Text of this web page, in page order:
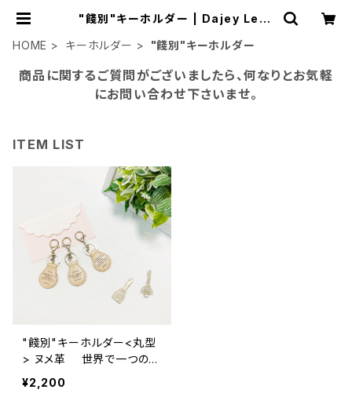
"餞別"キーホルダー | Dajey Leat
HOME
キーホルダー "餞別"キーホルダー
商品に関するご質問がございましたら、何なりとお気軽
にお問い合わせ下さいませ。
ITEM LIST
"餞別"キーホルダー<丸型
> ヌメ革 世界で一つの贈
り物 ギフト包装付き
¥2,200